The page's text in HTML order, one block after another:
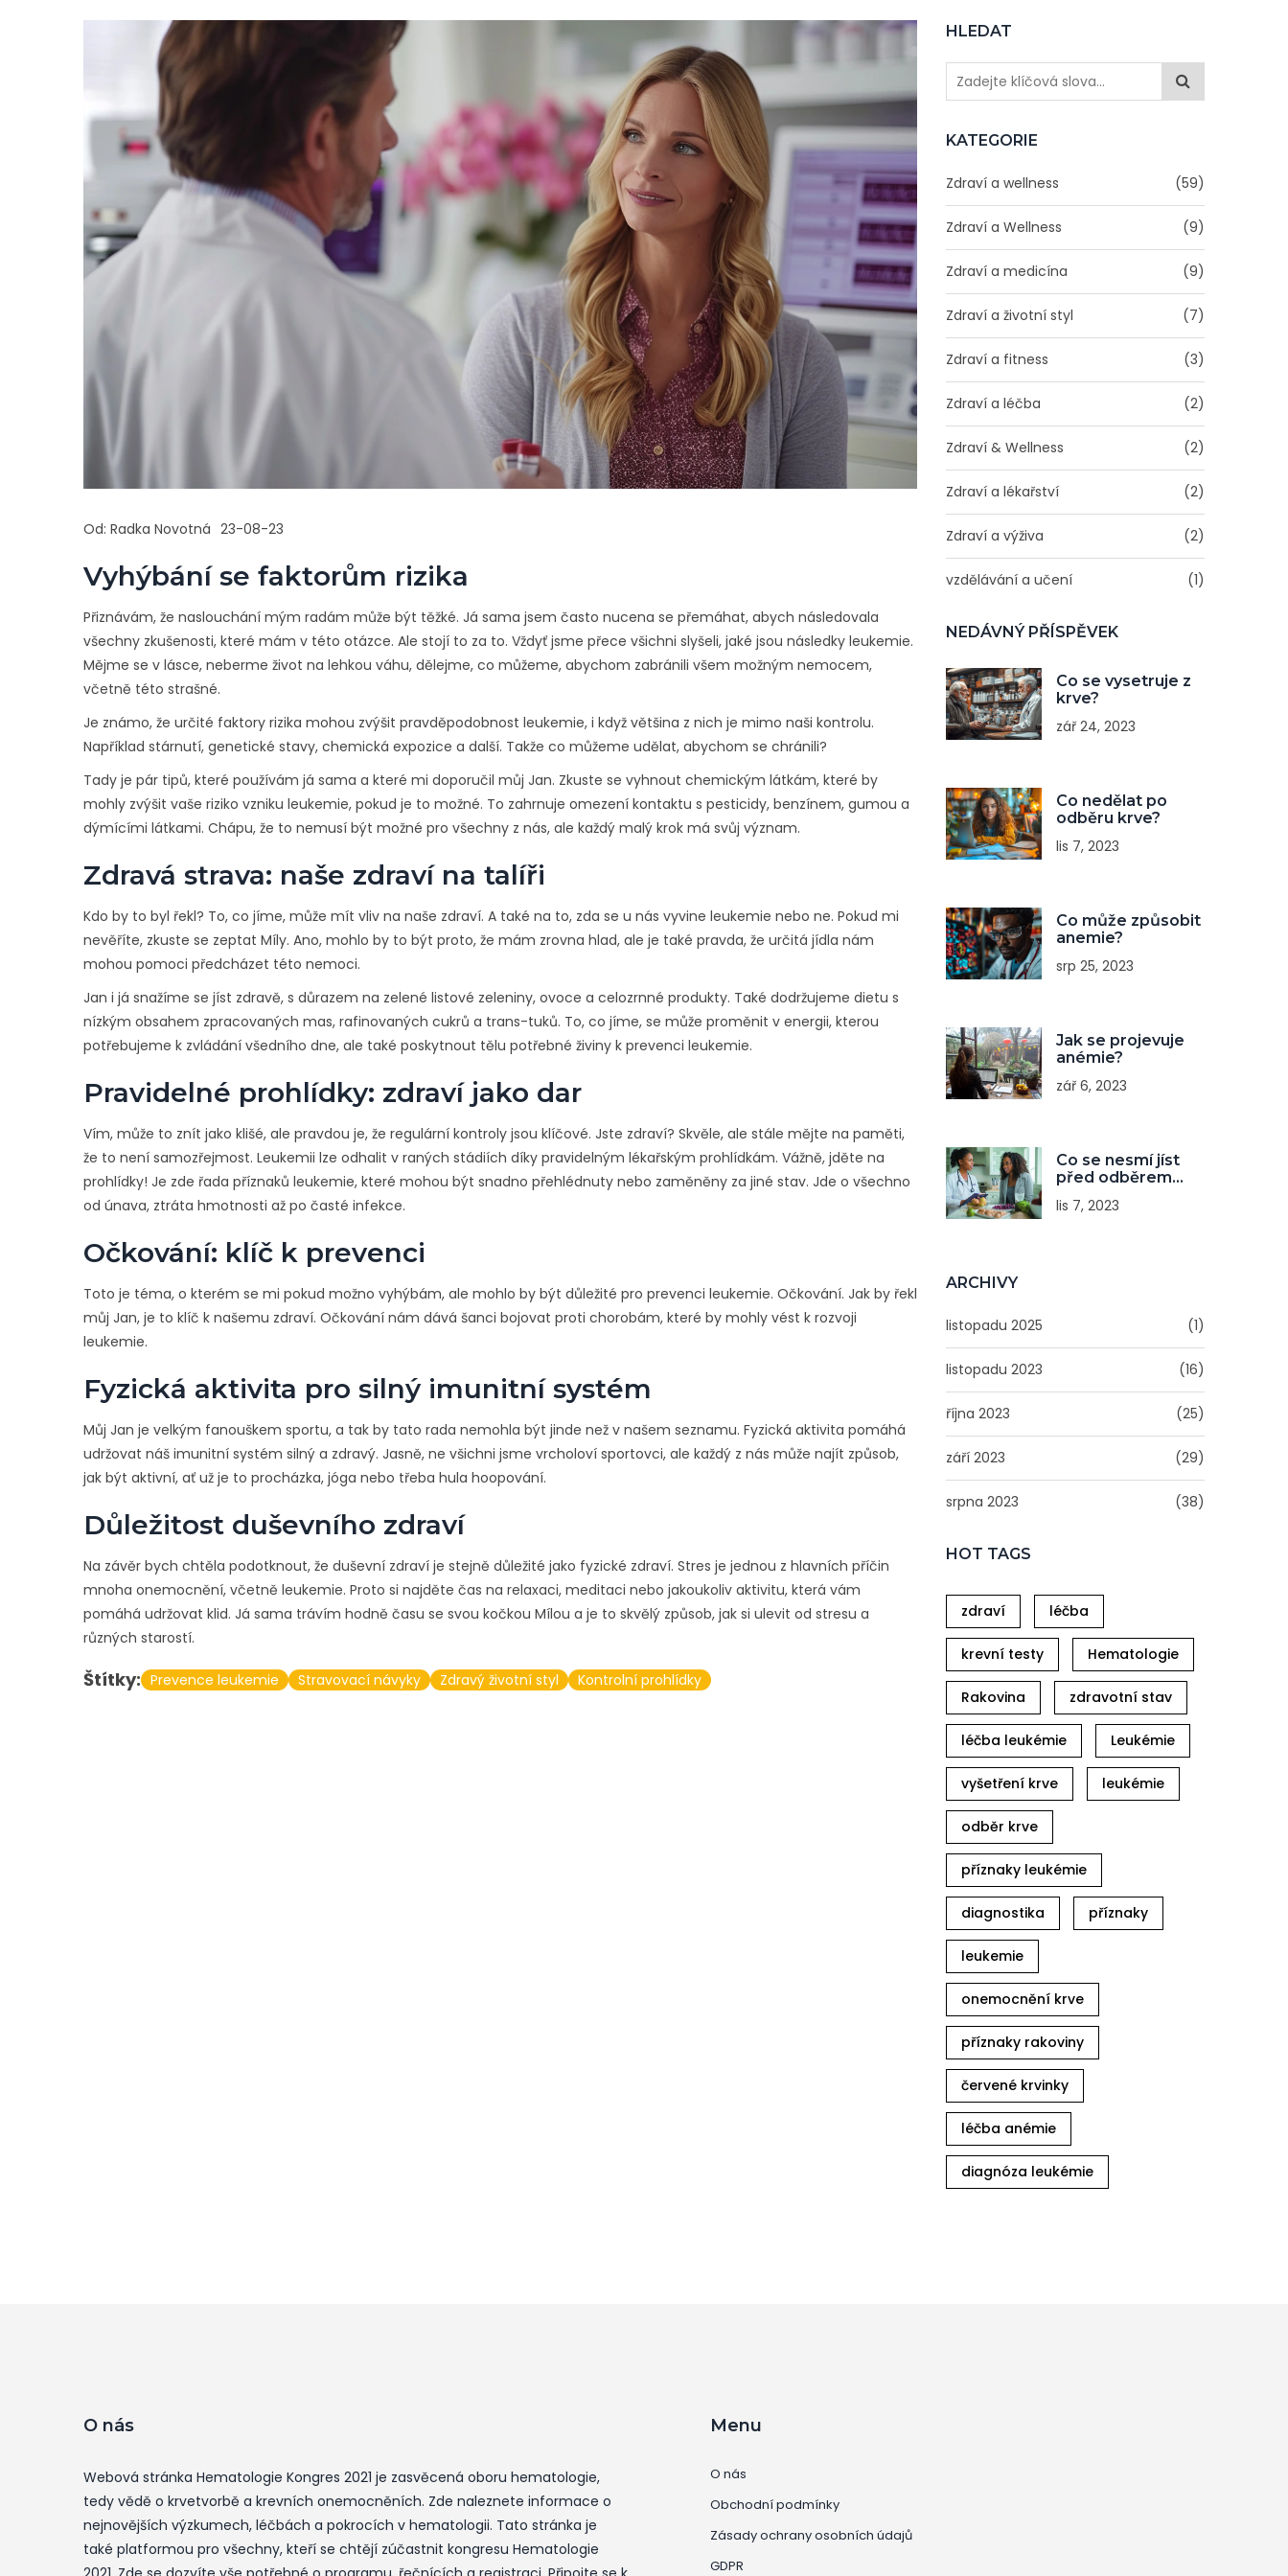
HLEDAT
KATEGORIE
Zdraví a wellness (59)
Zdraví a Wellness (9)
Zdraví a medicína (9)
Zdraví a životní styl (7)
Zdraví a fitness (3)
Zdraví a léčba (2)
Zdraví & Wellness (2)
Zdraví a lékařství (2)
Zdraví a výživa (2)
vzdělávání a učení (1)
NEDÁVNÝ PŘÍSPĚVEK
Co se vysetruje z
krve?
zář 24, 2023
Co nedělat po
odběru krve?
lis 7, 2023
Co může způsobit
anemie?
srp 25, 2023
Jak se projevuje
anémie?
zář 6, 2023
Co se nesmí jíst
před odběrem
lis 7, 2023
ARCHIVY
listopadu 2025 (1)
listopadu 2023 (16)
října 2023 (25)
září 2023 (29)
srpna 2023 (38)
HOT TAGS
zdraví léčba
krevní testy Hematologie
Rakovina zdravotní stav
léčba leukémie Leukémie
vyšetření krve leukémie
odběr krve
příznaky leukémie
diagnostika příznaky
leukemie
onemocnění krve
příznaky rakoviny
červené krvinky
léčba anémie
diagnóza leukémie
Od: Radka Novotná 23-08-23
Vyhýbání se faktorům rizika
Přiznávám, že naslouchání mým radám může být těžké. Já sama jsem často nucena se přemáhat, abych následovala
všechny zkušenosti, které mám v této otázce. Ale stojí to za to. Vždyť jsme přece všichni slyšeli, jaké jsou následky leukemie.
Mějme se v lásce, neberme život na lehkou váhu, dělejme, co můžeme, abychom zabránili všem možným nemocem,
včetně této strašné.
Je známo, že určité faktory rizika mohou zvýšit pravděpodobnost leukemie, i když většina z nich je mimo naši kontrolu.
Například stárnutí, genetické stavy, chemická expozice a další. Takže co můžeme udělat, abychom se chránili?
Tady je pár tipů, které používám já sama a které mi doporučil můj Jan. Zkuste se vyhnout chemickým látkám, které by
mohly zvýšit vaše riziko vzniku leukemie, pokud je to možné. To zahrnuje omezení kontaktu s pesticidy, benzínem, gumou a
dýmícími látkami. Chápu, že to nemusí být možné pro všechny z nás, ale každý malý krok má svůj význam.
Zdravá strava: naše zdraví na talíři
Kdo by to byl řekl? To, co jíme, může mít vliv na naše zdraví. A také na to, zda se u nás vyvine leukemie nebo ne. Pokud mi
nevěříte, zkuste se zeptat Míly. Ano, mohlo by to být proto, že mám zrovna hlad, ale je také pravda, že určitá jídla nám
mohou pomoci předcházet této nemoci.
Jan i já snažíme se jíst zdravě, s důrazem na zelené listové zeleniny, ovoce a celozrnné produkty. Také dodržujeme dietu s
nízkým obsahem zpracovaných mas, rafinovaných cukrů a trans-tuků. To, co jíme, se může proměnit v energii, kterou
potřebujeme k zvládání všedního dne, ale také poskytnout tělu potřebné živiny k prevenci leukemie.
Pravidelné prohlídky: zdraví jako dar
Vím, může to znít jako klišé, ale pravdou je, že regulární kontroly jsou klíčové. Jste zdraví? Skvěle, ale stále mějte na paměti,
že to není samozřejmost. Leukemii lze odhalit v raných stádiích díky pravidelným lékařským prohlídkám. Vážně, jděte na
prohlídky! Je zde řada příznaků leukemie, které mohou být snadno přehlédnuty nebo zaměněny za jiné stav. Jde o všechno
od únava, ztráta hmotnosti až po časté infekce.
Očkování: klíč k prevenci
Toto je téma, o kterém se mi pokud možno vyhýbám, ale mohlo by být důležité pro prevenci leukemie. Očkování. Jak by řekl
můj Jan, je to klíč k našemu zdraví. Očkování nám dává šanci bojovat proti chorobám, které by mohly vést k rozvoji
leukemie.
Fyzická aktivita pro silný imunitní systém
Můj Jan je velkým fanouškem sportu, a tak by tato rada nemohla být jinde než v našem seznamu. Fyzická aktivita pomáhá
udržovat náš imunitní systém silný a zdravý. Jasně, ne všichni jsme vrcholoví sportovci, ale každý z nás může najít způsob,
jak být aktivní, ať už je to procházka, jóga nebo třeba hula hoopování.
Důležitost duševního zdraví
Na závěr bych chtěla podotknout, že duševní zdraví je stejně důležité jako fyzické zdraví. Stres je jednou z hlavních příčin
mnoha onemocnění, včetně leukemie. Proto si najděte čas na relaxaci, meditaci nebo jakoukoliv aktivitu, která vám
pomáhá udržovat klid. Já sama trávím hodně času se svou kočkou Mílou a je to skvělý způsob, jak si ulevit od stresu a
různých starostí.
Štítky: Prevence leukemie Stravovací návyky Zdravý životní styl Kontrolní prohlídky
O nás
Webová stránka Hematologie Kongres 2021 je zasvěcená oboru hematologie,
tedy vědě o krvetvorbě a krevních onemocněních. Zde naleznete informace o
nejnovějších výzkumech, léčbách a pokrocích v hematologii. Tato stránka je
také platformou pro všechny, kteří se chtějí zúčastnit kongresu Hematologie
Menu
O nás
Obchodní podmínky
Zásady ochrany osobních údajů
GDPR